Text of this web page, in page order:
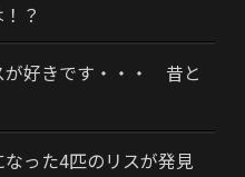
？
が好きです・・・ 昔と
った4匹のリスが発見